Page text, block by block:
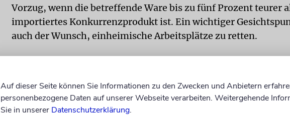
Vorzug, wenn die betreffende Ware bis zu fünf Prozent teurer
importiertes Konkurrenzprodukt ist. Ein wichtiger
auch der Wunsch, einheimische Arbeitsplätze zu retten.
GESANG
Die gläubige Alma Mater wird sich ausschließlich jüdischer
und Komposition widmen. Zudem werden die angehenden
religiöse Texte studieren, um sie als eine Quelle der Inspiration
Auf dieser Seite können Sie Informationen zu den Zwecken und Anbietern
personenbezogene Daten auf unserer Webseite verarbeiten. Weitergehende
Sie in unserer Datenschutzerklärung.